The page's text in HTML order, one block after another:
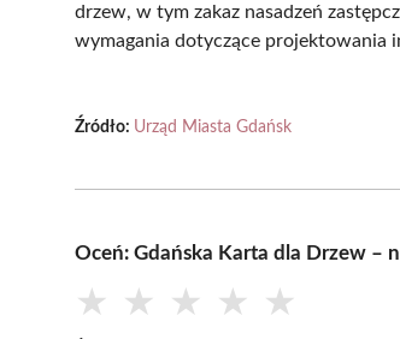
drzew, w tym zakaz nasadzeń
wymagania dotyczące projektowania
Źródło: Urząd Miasta Gdańsk
Oceń: Gdańska Karta dla Drzew –
★ ★ ★ ★ ★